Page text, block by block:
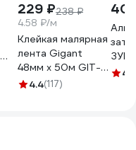
229 ₽238 ₽
4.58 ₽/м
Клейкая малярная
лента Gigant
48мм x 50м GIT-
254.4(117)
ЗУБР
4.6